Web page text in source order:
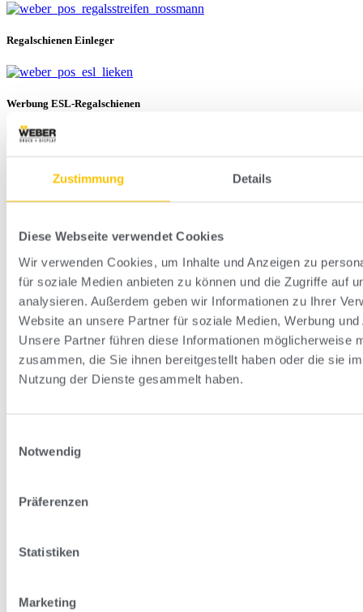
Zustimmung Details
Diese Webseite verwendet Cookies
Wir verwenden Cookies, um Inhalte und Anzeigen zu
für soziale Medien anbieten zu können und die Zugriffe auf
analysieren. Außerdem geben wir Informationen zu Ihrer
Website an unsere Partner für soziale Medien, Werbung
Unsere Partner führen diese Informationen möglicherweise
zusammen, die Sie ihnen bereitgestellt haben oder die sie
Nutzung der Dienste gesammelt haben.
Notwendig
Präferenzen
Statistiken
Marketing
Regalschienen Einleger
Werbung ESL-Regalschienen
und senden Ihnen dieses kostenlos und unverbindlich zu.
Muster bestellen
Lentikularanfragen
Sofern Sie die Zusendung von Lentikular-Mustern wünschen, bitten
wir Sie dieses Formular zu nutzen.
zum Anfrageformular
Gerne beraten wir Sie ausführlich und kompetent über unsere
WEBER Druck+Display GmbH & Co. KG
Gutenbergstr. 2
Impressum